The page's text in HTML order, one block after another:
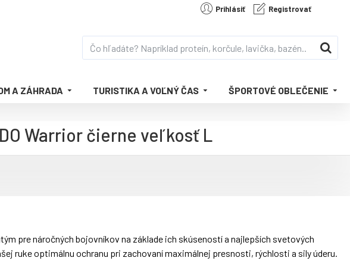
Prihlásiť Registrovať
A ZÁHRADA TURISTIKA A VOĽNÝ ČAS ŠPORTOVÉ OBLEČENIE
Warrior čierne veľkosť L
pre náročných bojovníkov na základe ich skúseností a najlepších svetových
ruke optimálnu ochranu pri zachovaní maximálnej presnosti, rýchlosti a sily úderu.